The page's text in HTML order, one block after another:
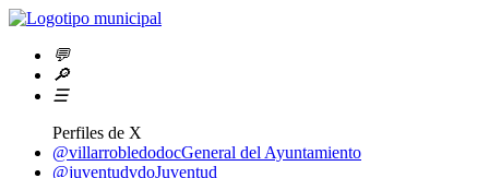
💬
🔎
☰
Perfiles de X
@villarrobledodocGeneral del Ayuntamiento
@juventudvdoJuventud